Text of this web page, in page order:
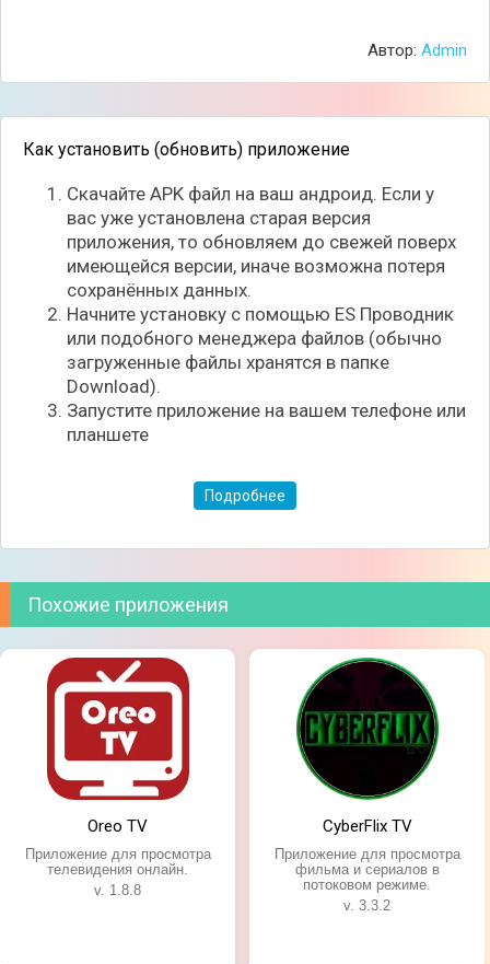
Автор: Admin
Как установить (обновить) приложение
Скачайте APK файл на ваш андроид. Если у
вас уже установлена старая версия
приложения, то обновляем до свежей поверх
имеющейся версии, иначе возможна потеря
сохранённых данных.
Начните установку с помощью ES Проводник
или подобного менеджера файлов (обычно
загруженные файлы хранятся в папке
Download).
Запустите приложение на вашем телефоне или
планшете
Подробнее
Похожие приложения
Oreo TV
Приложение для просмотра
телевидения онлайн.
v. 1.8.8
CyberFlix TV
Приложение для просмотра
фильма и сериалов в
потоковом режиме.
v. 3.3.2